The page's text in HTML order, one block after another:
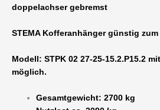
x
x
-
13
Bereifung
doppel achser gebremst
STEMA Kofferanhänger günstig
Modell: STPK 02 27-25-15.2.P15.2
möglich.
Gesamtgewicht: 2700 kg